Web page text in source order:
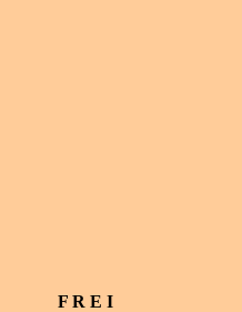
F R E I